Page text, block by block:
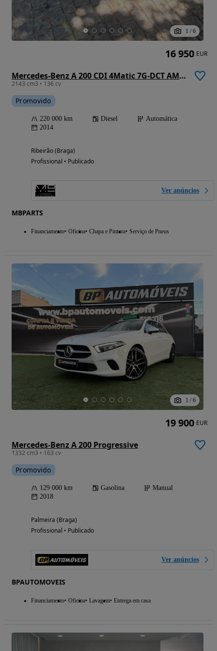
1 / 6
Mercedes-Benz A 200 CDI 4Matic 7G-DCT AMG Line
2143 cm3 • 136 cv
Promovido
220 000 km Diesel
Automática
2014
Ribeirão (Braga)
Profissional • Publicado
Ver anúncios
MBPARTS
Financiamento Oficina Chapa e Pintura Serviço de Pneus
16 950 EUR
1 / 6
Mercedes-Benz A 200 Progressive
1332 cm3 • 163 cv
Promovido
129 000 km Gasolina
Manual
2018
Palmeira (Braga)
Profissional • Publicado
Ver anúncios
BPAUTOMOVEIS
Financiamento Oficina Lavagem Entrega em casa
19 900 EUR